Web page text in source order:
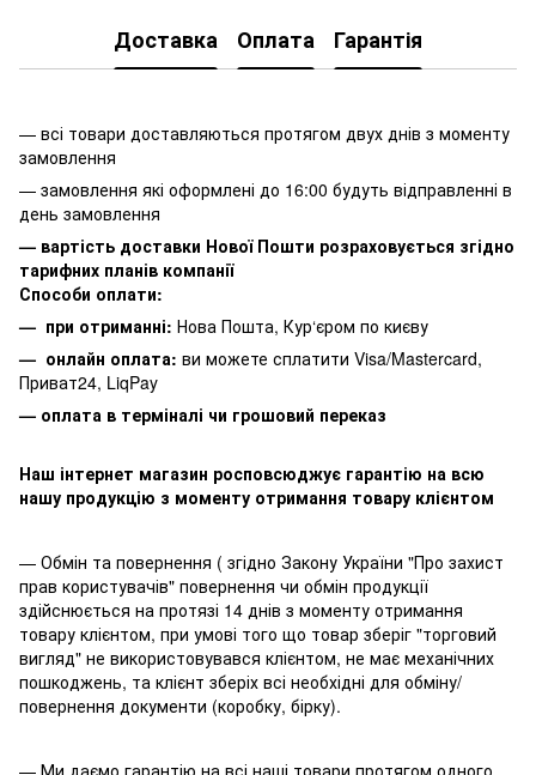
Доставка Оплата Гарантія
— всі товари доставляються протягом двух днів з моменту
замовлення
— замовлення які оформлені до 16:00 будуть відправленні в
день замовлення
— вартість доставки Нової Пошти розраховується згідно
тарифних планів компанії
Способи оплати:
— при отриманні: Нова Пошта, Кур‘єром по києву
— онлайн оплата: ви можете сплатити Visa/Mastercard,
Приват24, LiqPay
— оплата в терміналі чи грошовий переказ
Наш інтернет магазин росповсюджує гарантію на всю
нашу продукцію з моменту отримання товару клієнтом
— Обмін та повернення ( згідно Закону України "Про захист
прав користувачів" повернення чи обмін продукції
здійснюється на протязі 14 днів з моменту отримання
товару клієнтом, при умові того що товар зберіг "торговий
вигляд" не використовувався клієнтом, не має механічних
пошкоджень, та клієнт зберіх всі необхідні для обміну/
повернення документи (коробку, бірку).
— Ми даємо гарантію на всі наші товари протягом одного